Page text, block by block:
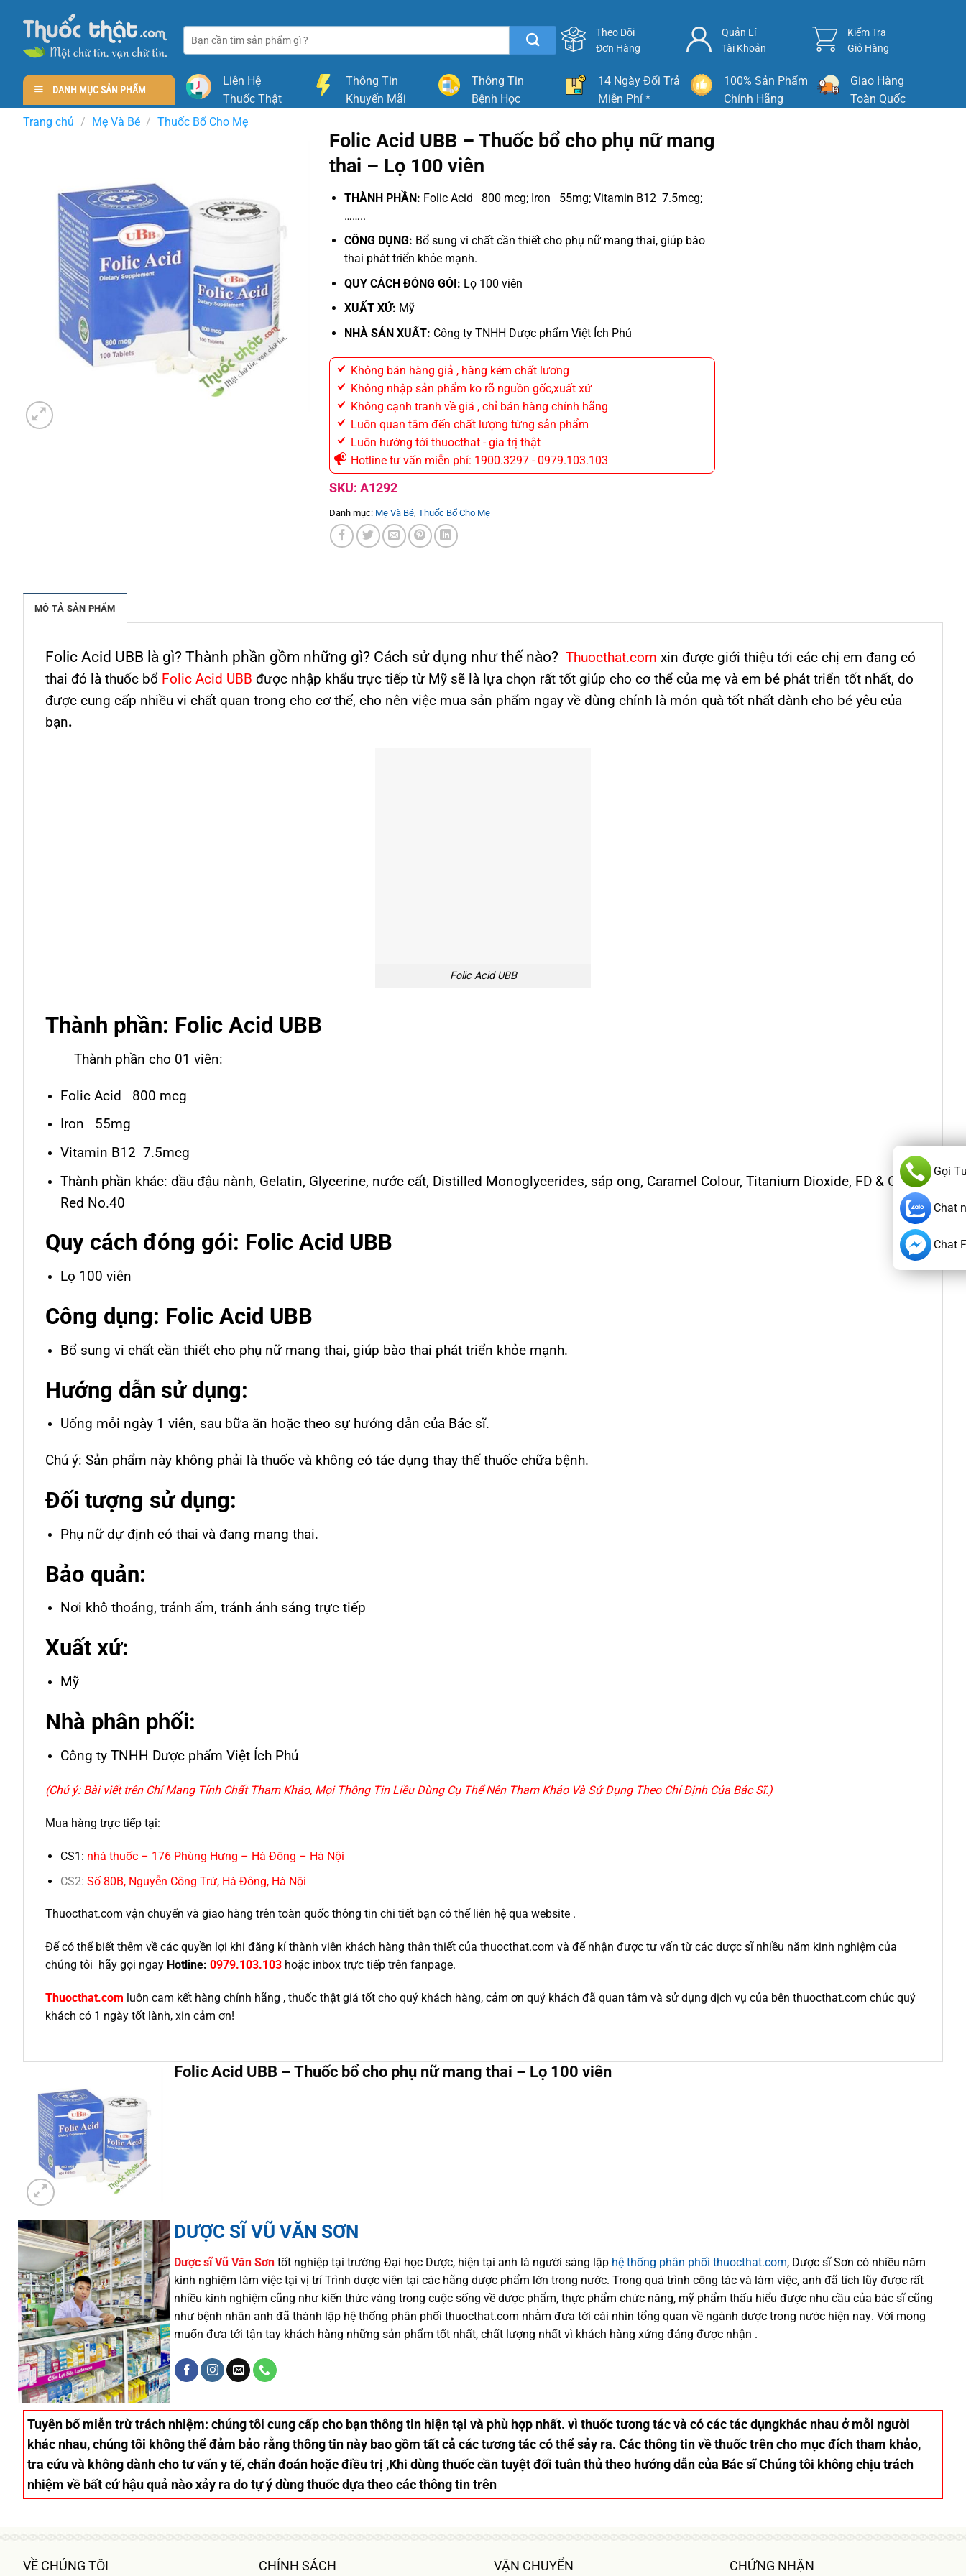
content
kiếm:
Theo Dõi
Đơn Hàng
Quản Lí
Tài Khoản
Kiểm Tra
Giỏ Hàng
DANH MỤC SẢN PHẨM
Liên Hệ
Thuốc Thật
Thông Tin
Khuyến Mãi
Thông Tin
Bệnh Học
14 Ngày Đổi Trả
Miễn Phí *
100% Sản Phẩm
Chính Hãng
Giao Hàng
Toàn Quốc
Trang chủ / Mẹ Và Bé / Thuốc Bổ Cho Mẹ
Folic Acid UBB – Thuốc bổ cho phụ nữ mang
thai – Lọ 100 viên
THÀNH PHẦN: Folic Acid 800 mcg; Iron 55mg; Vitamin B12 7.5mcg;
……..
CÔNG DỤNG: Bổ sung vi chất cần thiết cho phụ nữ mang thai, giúp bào
thai phát triển khỏe mạnh.
QUY CÁCH ĐÓNG GÓI: Lọ 100 viên
XUẤT XỨ: Mỹ
NHÀ SẢN XUẤT: Công ty TNHH Dược phẩm Việt Ích Phú
Không bán hàng giả , hàng kém chất lương
Không nhập sản phẩm ko rõ nguồn gốc,xuất xứ
Không cạnh tranh về giá , chỉ bán hàng chính hãng
Luôn quan tâm đến chất lượng từng sản phẩm
Luôn hướng tới thuocthat - gia trị thật
Hotline tư vấn miễn phí: 1900.3297 - 0979.103.103
SKU: A1292
Danh mục: Mẹ Và Bé, Thuốc Bổ Cho Mẹ
MÔ TẢ SẢN PHẨM
Folic Acid UBB là gì? Thành phần gồm những gì? Cách sử dụng như thế nào? Thuocthat.com xin được giới thiệu tới các chị em đang có
thai đó là thuốc bổ Folic Acid UBB được nhập khẩu trực tiếp từ Mỹ sẽ là lựa chọn rất tốt giúp cho cơ thể của mẹ và em bé phát triển tốt nhất, do
được cung cấp nhiều vi chất quan trong cho cơ thể, cho nên việc mua sản phẩm ngay về dùng chính là món quà tốt nhất dành cho bé yêu của
bạn.
Folic Acid UBB
Thành phần: Folic Acid UBB
Thành phần cho 01 viên:
Folic Acid 800 mcg
Iron 55mg
Vitamin B12 7.5mcg
Thành phần khác: dầu đậu nành, Gelatin, Glycerine, nước cất, Distilled Monoglycerides, sáp ong, Caramel Colour, Titanium Dioxide, FD & C
Red No.40
Quy cách đóng gói: Folic Acid UBB
Lọ 100 viên
Công dụng: Folic Acid UBB
Bổ sung vi chất cần thiết cho phụ nữ mang thai, giúp bào thai phát triển khỏe mạnh.
Hướng dẫn sử dụng:
Uống mỗi ngày 1 viên, sau bữa ăn hoặc theo sự hướng dẫn của Bác sĩ.
Chú ý: Sản phẩm này không phải là thuốc và không có tác dụng thay thế thuốc chữa bệnh.
Đối tượng sử dụng:
Phụ nữ dự định có thai và đang mang thai.
Bảo quản:
Nơi khô thoáng, tránh ẩm, tránh ánh sáng trực tiếp
Xuất xứ:
Mỹ
Nhà phân phối:
Công ty TNHH Dược phẩm Việt Ích Phú
(Chú ý: Bài viết trên Chỉ Mang Tính Chất Tham Khảo, Mọi Thông Tin Liều Dùng Cụ Thể Nên Tham Khảo Và Sử Dụng Theo Chỉ Định Của Bác Sĩ.)
Mua hàng trực tiếp tại:
CS1: nhà thuốc – 176 Phùng Hưng – Hà Đông – Hà Nội
CS2: Số 80B, Nguyễn Công Trứ, Hà Đông, Hà Nội
Thuocthat.com vận chuyển và giao hàng trên toàn quốc thông tin chi tiết bạn có thể liên hệ qua website .
Để có thể biết thêm về các quyền lợi khi đăng kí thành viên khách hàng thân thiết của thuocthat.com và để nhận được tư vấn từ các dược sĩ nhiều năm kinh nghiệm của
chúng tôi hãy gọi ngay Hotline: 0979.103.103 hoặc inbox trực tiếp trên fanpage.
Thuocthat.com luôn cam kết hàng chính hãng , thuốc thật giá tốt cho quý khách hàng, cảm ơn quý khách đã quan tâm và sử dụng dịch vụ của bên thuocthat.com chúc quý
khách có 1 ngày tốt lành, xin cảm ơn!
Folic Acid UBB – Thuốc bổ cho phụ nữ mang thai – Lọ 100 viên
DƯỢC SĨ VŨ VĂN SƠN
Dược sĩVũ Văn Sơntốt nghiệp tại trường Đại học Dược, hiện tại anh là người sáng lập hệ thống phân phối thuocthat.com, Dược sĩSơn có nhiều năm
kinh nghiệm làm việc tại vị trí Trình dược viên tại các hãng dược phẩm lớn trong nước. Trong quá trình công tác và làm việc, anh đã tích lũy được rất
nhiều kinh nghiệm cũng nhưkiến thức vàng trong cuộc sống về dược phẩm,thực phẩm chức năng, mỹ phẩm thấu hiểu đượcnhu cầu của bác sĩcũng
nhưbệnh nhân anh đã thành lập hệ thống phân phối thuocthat.com nhằm đưa tới cái nhìn tổng quan về ngành dược trong nướchiện nay. Với mong
muốn đưa tới tận tay khách hàng những sản phẩm tốt nhất, chất lượng nhất vì khách hàng xứng đáng được nhận .
Tuyên bố miễn trừ trách nhiệm: chúng tôi cung cấp cho bạn thông tin hiện tại và phù hợp nhất. vì thuốc tương tác và có các tác dụngkhác nhau ở mỗi người
khác nhau, chúng tôi không thể đảm bảo rằng thông tin này bao gồm tất cả các tương tác có thể sảy ra. Các thông tin về thuốc trên cho mục đích tham khảo,
tra cứu và không dành cho tư vấn y tế, chẩn đoán hoặc điều trị ,Khi dùng thuốc cần tuyệt đối tuân thủ theo hướng dẫn của Bác sĩ Chúng tôi không chịu trách
nhiệm về bất cứ hậu quả nào xảy ra do tự ý dùng thuốc dựa theo các thông tin trên
VỀ CHÚNG TÔI CHÍNH SÁCH VẬN CHUYỂN CHỨNG NHẬN
Gọi
Chat
Chat